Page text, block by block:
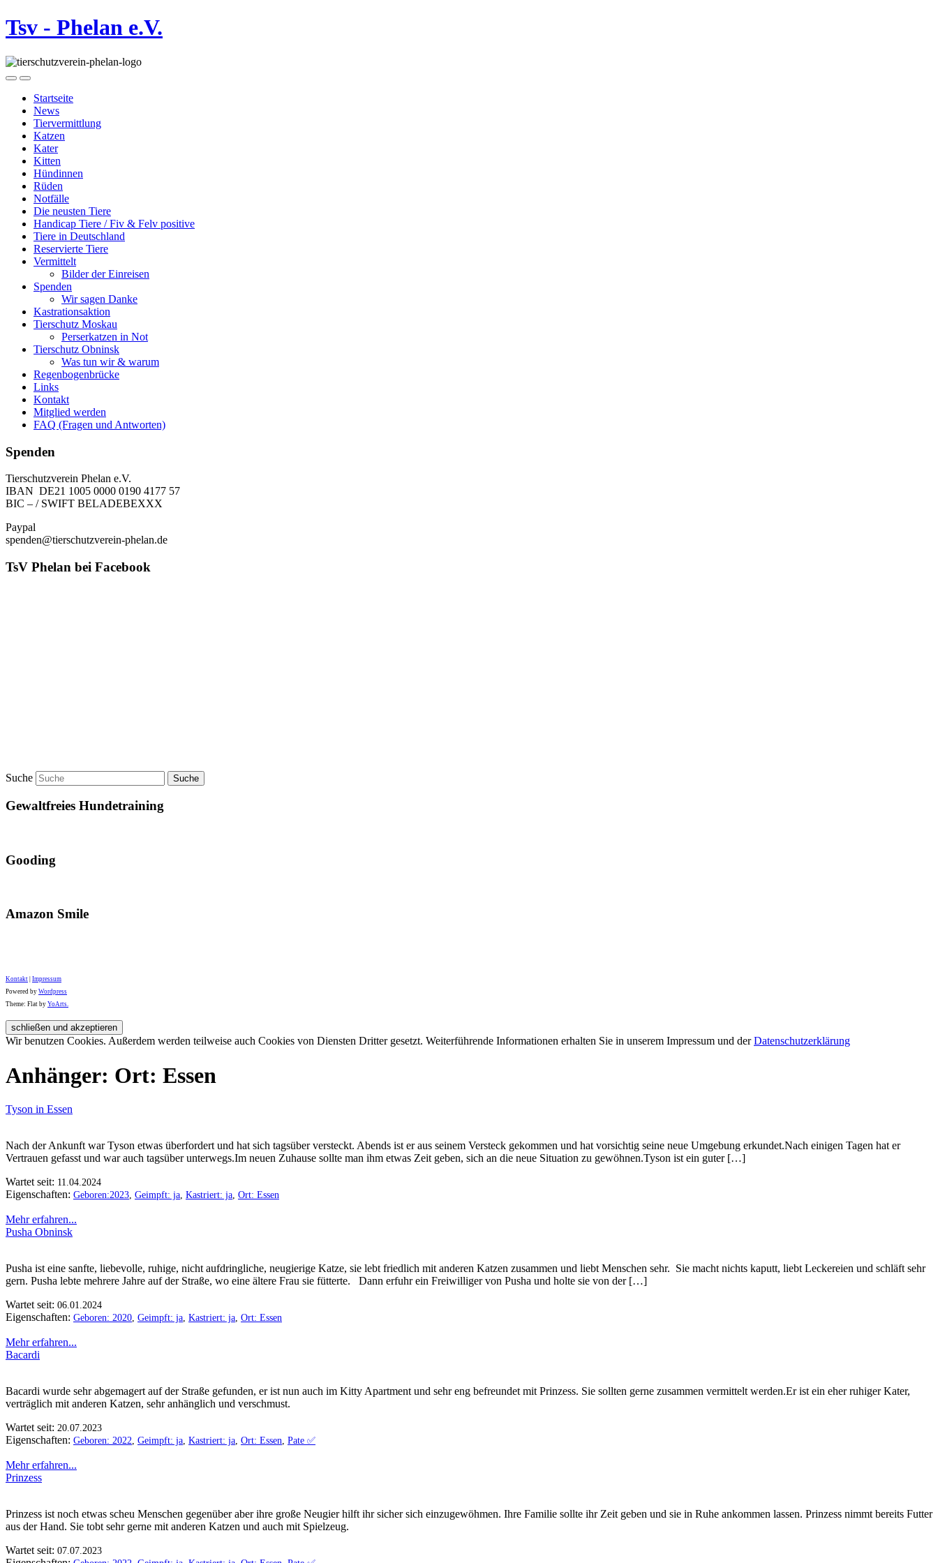
Tsv - Phelan e.V.
Startseite
News
Tiervermittlung
Katzen
Kater
Kitten
Hündinnen
Rüden
Notfälle
Die neusten Tiere
Handicap Tiere / Fiv & Felv positive
Tiere in Deutschland
Reservierte Tiere
Vermittelt
Bilder der Einreisen
Spenden
Wir sagen Danke
Kastrationsaktion
Tierschutz Moskau
Perserkatzen in Not
Tierschutz Obninsk
Was tun wir & warum
Regenbogenbrücke
Links
Kontakt
Mitglied werden
FAQ (Fragen und Antworten)
Spenden
Tierschutzverein Phelan e.V.
IBAN DE21 1005 0000 0190 4177 57
BIC – / SWIFT BELADEBEXXX
Paypal
spenden@tierschutzverein-phelan.de
TsV Phelan bei Facebook
Suche
Gewaltfreies Hundetraining
Gooding
Amazon Smile
Kontakt Impressum
Powered by Wordpress
Theme: Flat by YoArts.
Wir benutzen Cookies. Außerdem werden teilweise auch Cookies von Diensten Dritter gesetzt. Weiterführende Informationen erhalten Sie in unserem Impressum und derDatenschutzerklärung
Anhänger: Ort: Essen
Tyson in Essen
Nach der Ankunft war Tyson etwas überfordert und hat sich tagsüber versteckt. Abends ist er aus seinem Versteck gekommen und hat vorsichtig seine neue Umgebung erkundet.Nach einigen Tagen hat er
Vertrauen gefasst und war auch tagsüber unterwegs.Im neuen Zuhause sollte man ihm etwas Zeit geben, sich an die neue Situation zu gewöhnen.Tyson ist ein guter […]
Wartet seit: 11.04.2024
Eigenschaften: Geboren:2023 Geimpft: ja Kastriert: ja Ort: Essen
Mehr erfahren...
Pusha Obninsk
Pusha ist eine sanfte, liebevolle, ruhige, nicht aufdringliche, neugierige Katze, sie lebt friedlich mit anderen Katzen zusammen und liebt Menschen sehr. Sie macht nichts kaputt, liebt Leckereien und schläft sehr
gern. Pusha lebte mehrere Jahre auf der Straße, wo eine ältere Frau sie fütterte. Dann erfuhr ein Freiwilliger von Pusha und holte sie von der […]
Wartet seit: 06.01.2024
Eigenschaften: Geboren: 2020 Geimpft: ja Kastriert: ja Ort: Essen
Mehr erfahren...
Bacardi
Bacardi wurde sehr abgemagert auf der Straße gefunden, er ist nun auch im Kitty Apartment und sehr eng befreundet mit Prinzess. Sie sollten gerne zusammen vermittelt werden.Er ist ein eher ruhiger Kater,
verträglich mit anderen Katzen, sehr anhänglich und verschmust.
Wartet seit: 20.07.2023
Eigenschaften: Geboren: 2022 Geimpft: ja Kastriert: ja Ort: Essen Pate ✅️
Mehr erfahren...
Prinzess
Prinzess ist noch etwas scheu Menschen gegenüber aber ihre große Neugier hilft ihr sicher sich einzugewöhmen. Ihre Familie sollte ihr Zeit geben und sie in Ruhe ankommen lassen. Prinzess nimmt bereits Futter
aus der Hand. Sie tobt sehr gerne mit anderen Katzen und auch mit Spielzeug.
Wartet seit: 07.07.2023